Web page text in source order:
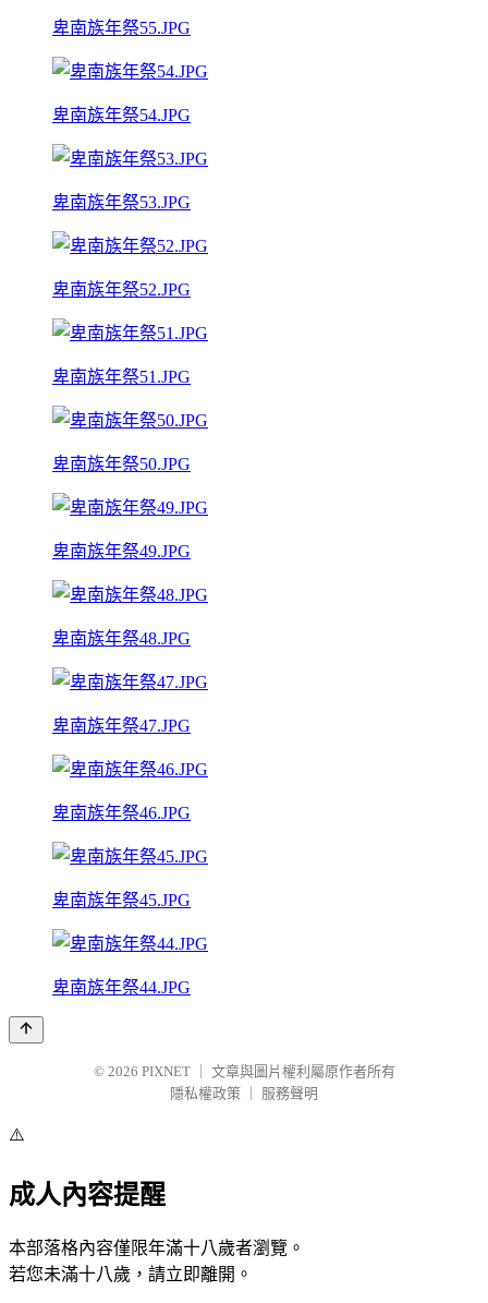
卑南族年祭55.JPG
卑南族年祭54.JPG
卑南族年祭53.JPG
卑南族年祭52.JPG
卑南族年祭51.JPG
卑南族年祭50.JPG
卑南族年祭49.JPG
卑南族年祭48.JPG
卑南族年祭47.JPG
卑南族年祭46.JPG
卑南族年祭45.JPG
卑南族年祭44.JPG
© 2026 PIXNET
文章與圖片權利屬原作者所有
隱私權政策
服務聲明
⚠️
成人內容提醒
本部落格內容僅限年滿十八歲者瀏覽。
若您未滿十八歲，請立即離開。